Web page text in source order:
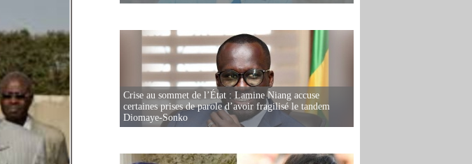
Crise au sommet de l’État : Lamine Niang accuse
certaines prises de parole d’avoir fragilisé le tandem
Diomaye-Sonko